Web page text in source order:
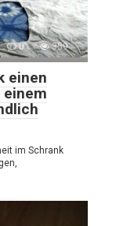
0 359
einen
einem
im Schrank